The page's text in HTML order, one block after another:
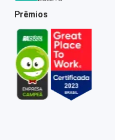
Prêmios